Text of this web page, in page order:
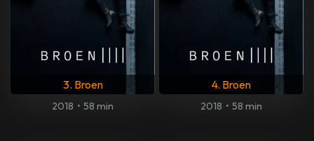
3. Broen
2018 • 58 min
4. Broen
2018 • 58 min